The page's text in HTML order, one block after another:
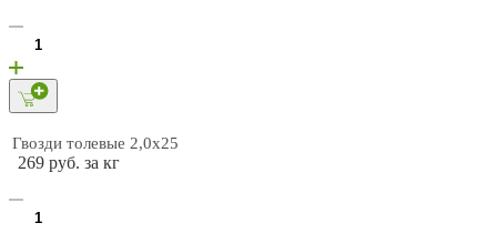
Гвозди толевые 2,0х25
269 руб. за кг